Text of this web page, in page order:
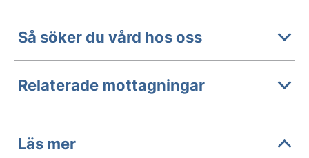
Så söker du vård hos oss
Relaterade mottagningar
Läs mer